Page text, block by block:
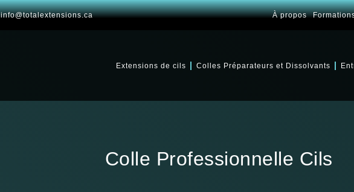
info@totalextensions.ca À propos
Extensions de cils Colles Préparateurs et Dissolvants
Colle Professionnelle Cils